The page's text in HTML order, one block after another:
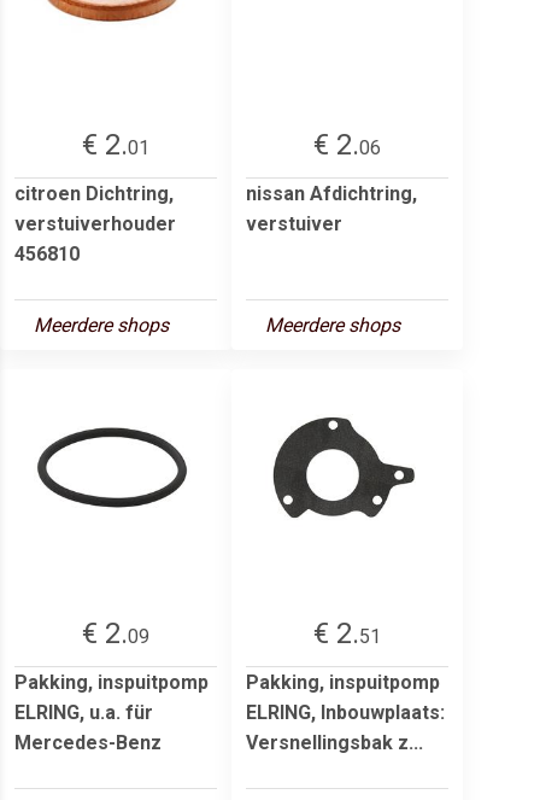
€ 2.01
citroen Dichtring,
verstuiverhouder
456810
Meerdere shops
€ 2.06
nissan Afdichtring,
verstuiver
Meerdere shops
€ 2.09
Pakking, inspuitpomp
ELRING, u.a. für
Mercedes-Benz
€ 2.51
Pakking, inspuitpomp
ELRING, Inbouwplaats:
Versnellingsbak z...